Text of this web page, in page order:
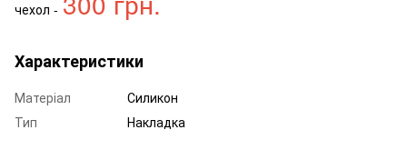
чехол -
Характеристики
Матеріал
Силикон
Тип
Накладка